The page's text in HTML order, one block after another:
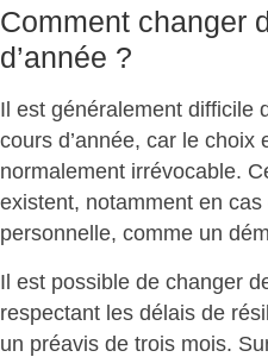
Comment changer
d’année ?
Il est généralement difficile
cours d’année, car le choix
normalement irrévocable.
existent, notamment en cas
personnelle, comme un
Il est possible de changer
respectant les délais de
un préavis de trois mois.